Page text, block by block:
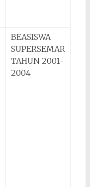
BEASISWA
SUPERSEMAR
TAHUN 2001-
2004